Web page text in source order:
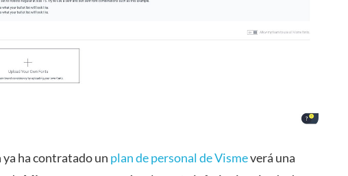
ha contratado un plan de personal de Vismeverá una